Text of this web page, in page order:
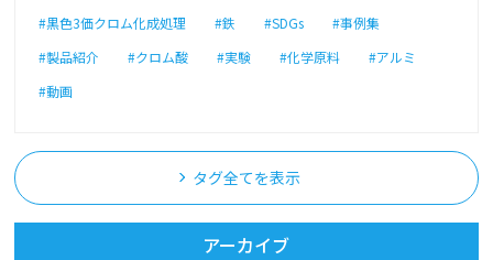
#黒色3価クロム化成処理
#鉄 #SDGs
#事例集
#製品紹介
#クロム酸 #実験 #化学原料
#アルミ
#動画
タグ全てを表示
アーカイブ